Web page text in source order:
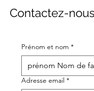
Contactez-nous
Prénom et nom *
Adresse email *